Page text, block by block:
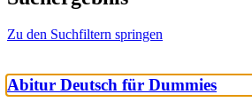
Zu den Suchfiltern springen
Abitur Deutsch für Dummies